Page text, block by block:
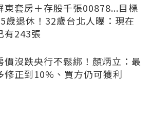
東套房＋存股千張00878...目標
歲退休！32歲台北人曝：現在
有243張
價沒跌央行不鬆綁！顏炳立：最
修正到10%、買方仍可獲利